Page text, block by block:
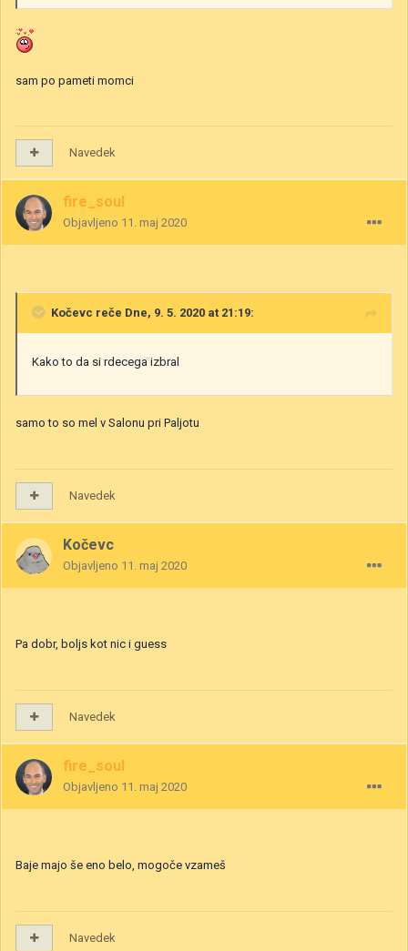
sam po pameti momci
Navedek
fire_soul
Objavljeno 11. maj 2020
Kočevc reče Dne, 9. 5. 2020 at 21:19:
Kako to da si rdecega izbral
samo to so mel v Salonu pri Paljotu
Navedek
Kočevc
Objavljeno 11. maj 2020
Pa dobr, boljs kot nic i guess
Navedek
fire_soul
Objavljeno 11. maj 2020
Baje majo še eno belo, mogoče vzameš
Navedek